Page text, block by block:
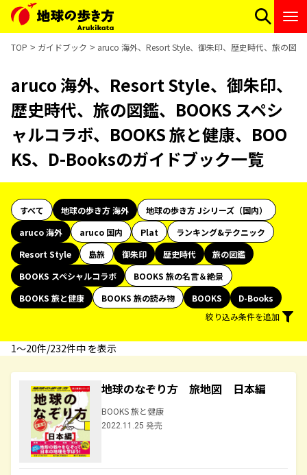
TOP ガイドブック aruco 海外、Resort Style、御朱印、歴史時代、旅の図
aruco 海外、Resort Style、御朱印、
歴史時代、旅の図鑑、BOOKS スペシ
ャルコラボ、BOOKS 旅と健康、BOO
KS、D-Booksのガイドブック一覧
すべて 地球の歩き方 海外
地球の歩き方 Jシリーズ（国内）
aruco 海外
aruco 国内 Plat
ランキング&テクニック
Resort Style
島旅 御朱印 歴史時代
旅の図鑑
BOOKS スペシャルコラボ
BOOKS 旅の名言＆絶景
BOOKS 旅と健康
BOOKS 旅の読み物 BOOKS
D-Books
絞り込み条件を追加
1〜20件/232件中 を表示
地球のなぞり方 旅地図 日本編
BOOKS 旅と健康
2022.11.25 発売